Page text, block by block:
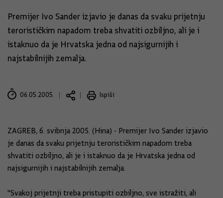
Premijer Ivo Sander izjavio je danas da svaku prijetnju
terorističkim napadom treba shvatiti ozbiljno, ali je i
istaknuo da je Hrvatska jedna od najsigurnijih i
najstabilnijih zemalja.
06.05.2005. Ispiši
ZAGREB, 6. svibnja 2005. (Hina) - Premijer Ivo Sander izjavio
je danas da svaku prijetnju terorističkim napadom treba
shvatiti ozbiljno, ali je i istaknuo da je Hrvatska jedna od
najsigurnijih i najstabilnijih zemalja.
"Svakoj prijetnji treba pristupiti ozbiljno, sve istražiti, ali